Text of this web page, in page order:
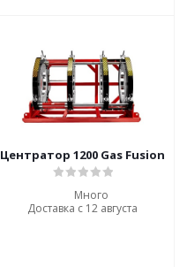
Центратор 1200 Gas Fusion
Много
Доставка с 12 августа